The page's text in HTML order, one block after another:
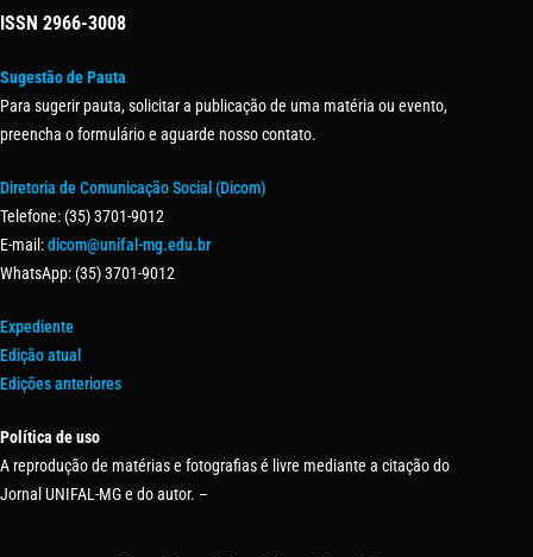
ISSN 2966-3008
Sugestão de Pauta
Para sugerir pauta, solicitar a publicação de uma matéria ou evento,
preencha o formulário e aguarde nosso contato.
Diretoria de Comunicação Social (Dicom)
Telefone: (35) 3701-9012
E-mail:dicom@unifal-mg.edu.br
WhatsApp: (35) 3701-9012
Expediente
Edição atual
Edições anteriores
Política de uso
A reprodução de matérias e fotografias é livre mediante a citação do
Jornal UNIFAL-MG e do autor. –